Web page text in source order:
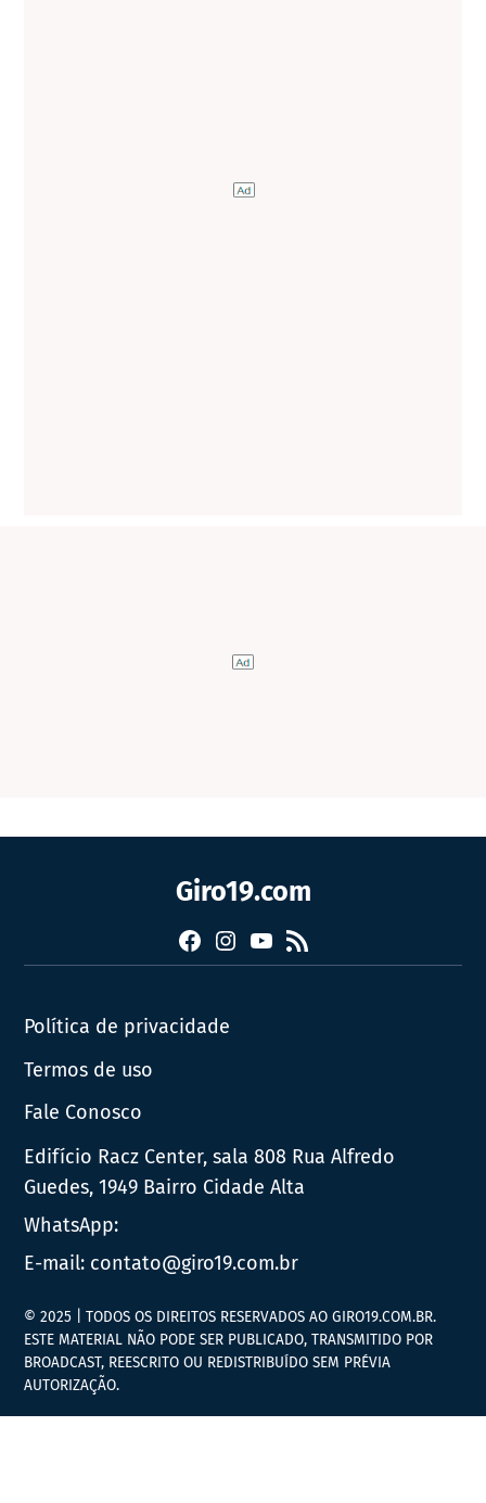
Giro19.com
Facebook
Instagram
YouTube
RSS
Política de privacidade
Termos de uso
Fale Conosco
Edifício Racz Center, sala 808 Rua Alfredo
Guedes, 1949 Bairro Cidade Alta
WhatsApp:
E-mail: contato@giro19.com.br
© 2025 | TODOS OS DIREITOS RESERVADOS AO GIRO19.COM.BR.
ESTE MATERIAL NÃO PODE SER PUBLICADO, TRANSMITIDO POR
BROADCAST, REESCRITO OU REDISTRIBUÍDO SEM PRÉVIA
AUTORIZAÇÃO.